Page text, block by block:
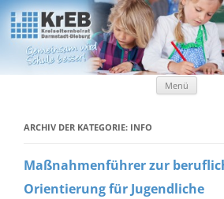
KrEB Darmstadt-Dieburg
Kreiselternbeirat Darmstadt-Dieburg
Menü
ARCHIV DER KATEGORIE: INFO
Maßnahmenführer zur
Orientierung für Jugendliche